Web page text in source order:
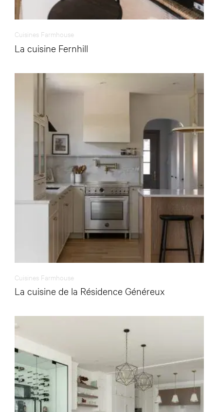
Cuisines Farmhouse
La cuisine Fernhill
Cuisines Farmhouse
La cuisine de la Résidence Généreux